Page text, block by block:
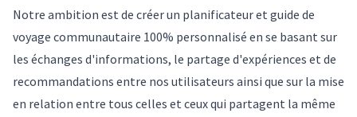
Notre ambition est de créer un planificateur et guide de
voyage communautaire 100% personnalisé en se basant sur
les échanges d'informations, le partage d'expériences et de
recommandations entre nos utilisateurs ainsi que sur la mise
en relation entre tous celles et ceux qui partagent la même